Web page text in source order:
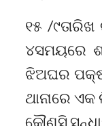
୧୫ /
୪ସମୟରେ
ଝିଅଘର
ଥାନାରେ
କୌଣସି